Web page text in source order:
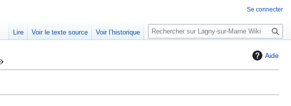
Aide
Se connecter
Lire Voir le texte source Voir l’historique
R
e
e
c